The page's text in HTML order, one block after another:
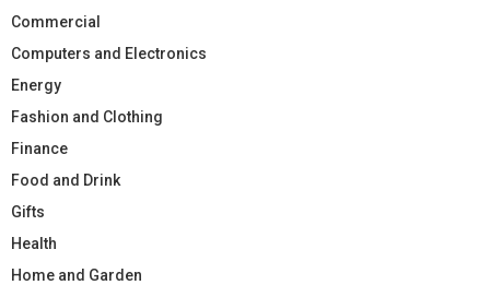
Commercial
Computers and Electronics
Energy
Fashion and Clothing
Finance
Food and Drink
Gifts
Health
Home and Garden